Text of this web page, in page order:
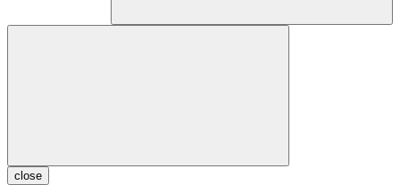
close